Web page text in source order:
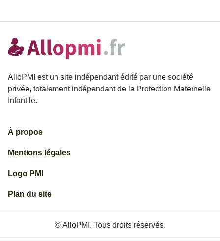
AlloPMI est un site indépendant édité par une société
privée, totalement indépendant de la Protection Maternelle
Infantile.
© AlloPMI. Tous droits réservés.
À propos
Mentions légales
Logo PMI
Plan du site